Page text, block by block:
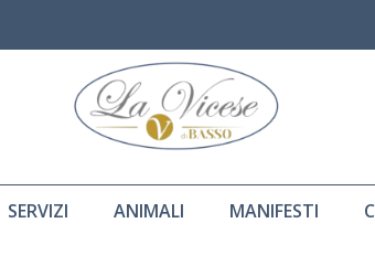
SERVIZI ANIMALI MANIFESTI